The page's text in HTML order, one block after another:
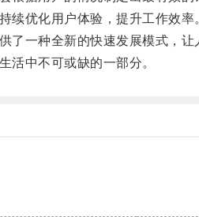
优化用户体验，提升工作效率
一种全新的快速发展模式，让
中不可或缺的一部分。